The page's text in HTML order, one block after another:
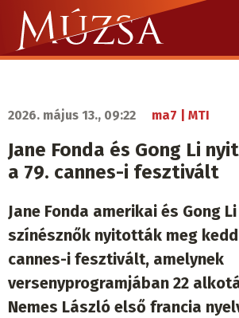
Ugrás
tartalomra
Múzsa.sk
navigáció
2026. május 13., 09:22 ma7 | MTI
Jane Fonda és Gong Li
a 79. cannes-i fesztivált
Jane Fonda amerikai és Gong
színésznők nyitották meg
cannes-i fesztivált, amelynek
versenyprogramjában 22
Nemes László első francia